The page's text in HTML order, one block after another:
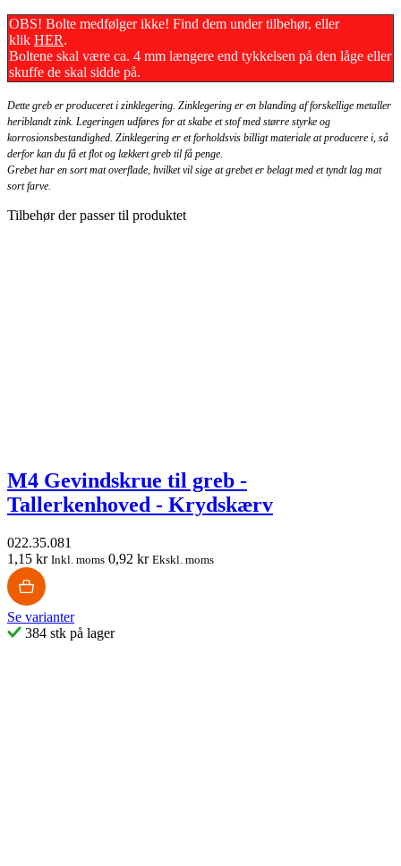
OBS! Bolte medfølger ikke! Find dem under tilbehør, eller
klik HER.
Boltene skal være ca. 4 mm længere end tykkelsen på den låge eller
skuffe de skal sidde på.
Dette greb er produceret i zinklegering. Zinklegering er en blanding af forskellige metaller
heriblandt zink. Legeringen udføres for at skabe et stof med større styrke og
korrosionsbestandighed. Zinklegering er et forholdsvis billigt materiale at producere i, så
derfor kan du få et flot og lækkert greb til få penge.
Grebet har en sort mat overflade, hvilket vil sige at grebet er belagt med et tyndt lag mat
sort farve.
Tilbehør der passer til produktet
M4 Gevindskrue til greb -
Tallerkenhoved - Krydskærv
022.35.081
1,15 kr Inkl. moms 0,92 kr Ekskl. moms
Se varianter
384 stk på lager